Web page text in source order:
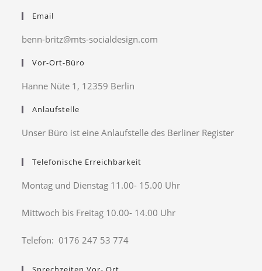
Email
benn-britz@mts-socialdesign.com
Vor-Ort-Büro
Hanne Nüte 1, 12359 Berlin
Anlaufstelle
Unser Büro ist eine Anlaufstelle des Berliner Register
Telefonische Erreichbarkeit
Montag und Dienstag 11.00- 15.00 Uhr
Mittwoch bis Freitag 10.00- 14.00 Uhr
Telefon: 0176 247 53 774